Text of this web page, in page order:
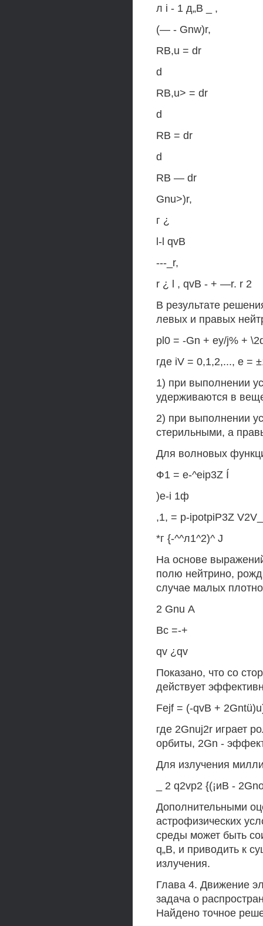
л i - 1 д„В _ ,
(— - Gnw)r,
RB,u = dr
d
RB,u> = dr
d
RB = dr
d
RB — dr
Gnu>)r,
г ¿
l-l qvB
---_r,
r ¿ l , qvB - + —r. r 2
В результате
левых и правых
pl0 = -Gn + ey/j% +
где iV = 0,1,2,..., е =
1) при выполнении
удерживаются в
2) при выполнении
стерильными, а
Для волновых
Ф1 = e-^eip3Z Í
)e-i 1ф
,1, = p-ipotpiP3Z
*г {-^^л1^2)^ J
На основе
полю нейтрино,
случае малых
2 Gnu А
Вс =-+
qv ¿qv
Показано, что со
действует
Fejf = (-qvB +
где 2Gnuj2r играет
орбиты, 2Gn -
Для излучения
_ 2 q2vp2 {(¡иВ -
Дополнительными
астрофизических
среды может быть
q„B, и приводить к
излучения.
Глава 4. Движение
задача о
Найдено точное